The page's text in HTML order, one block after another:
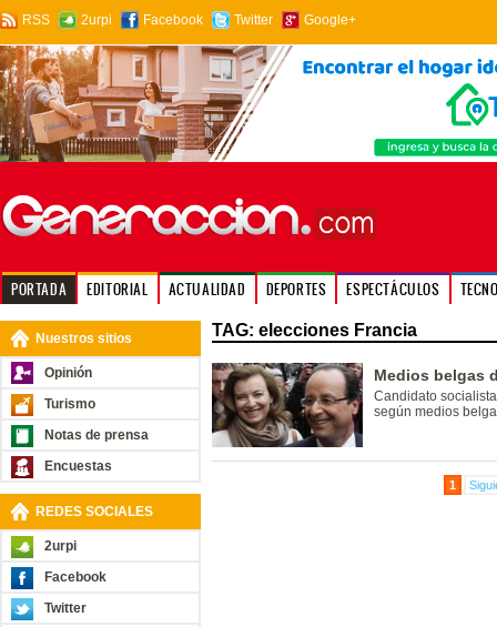
RSS 2urpi Facebook Twitter Google+
PORTADA EDITORIAL ACTUALIDAD DEPORTES ESPECTÁCULOS
Nuestros sitios
Opinión
Turismo
Notas de prensa
Encuestas
REDES SOCIALES
2urpi
Facebook
Twitter
TAG: elecciones Francia
Medios belgas
Candidato
según medios
1